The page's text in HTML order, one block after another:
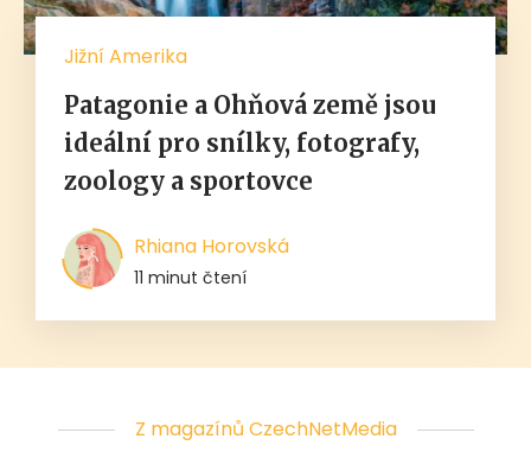
Jižní Amerika
Patagonie a Ohňová země jsou
ideální pro snílky, fotografy,
zoology a sportovce
Rhiana Horovská
11 minut čtení
Z magazínů CzechNetMedia